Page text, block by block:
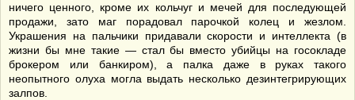
ничего ценного, кроме их кольчуг и мечей для последующей
продажи, зато маг порадовал парочкой колец и жезлом.
Украшения на пальчики придавали скорости и интеллекта (в
жизни бы мне такие — стал бы вместо убийцы на госокладе
брокером или банкиром), а палка даже в руках такого
неопытного олуха могла выдать несколько дезинтегрирующих
залпов.